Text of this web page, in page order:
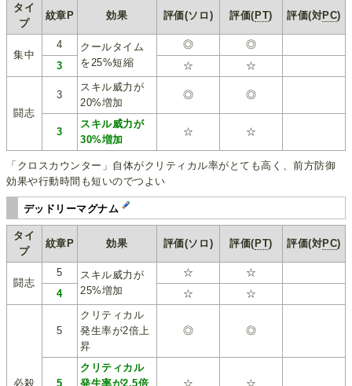
タイ
プ
紋章P 効果 評価(ソロ) 評価( PT) 評価(対PC)
集中
4
クールタイム
を25%短縮
◎
◎
3
☆ ☆
闘志
3
スキル威力が
20%増加
◎ ◎
3
スキル威力が
30%増加
☆ ☆
「クロスカウンター」自体がクリティカル率がとても高く、前方防御
効果や行動時間も短いのでつよい
デッドリーマグナム
タイ
プ
紋章P 効果 評価(ソロ) 評価( PT) 評価(対PC)
闘志
5
スキル威力が
25%増加
☆
☆
4
☆ ☆
必殺
5
クリティカル
発生率が2倍上
昇
◎ ◎
5
クリティカル
発生率が2.5倍
☆ ☆